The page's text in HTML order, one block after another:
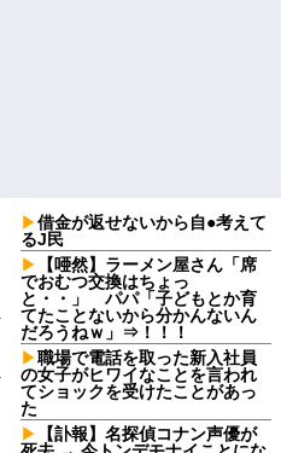
借金が返せないから自●考えて
るJ民
【唖然】ラーメン屋さん「席
でおむつ交換はちょっ
と・・」 パパ「子どもとか育
てたことないから分かんないん
だろうねｗ」⇒！！！
職場で電話を取った新入社員
の女子がヒワイなことを言われ
てショックを受けたことがあっ
た
【訃報】名探偵コナン声優が